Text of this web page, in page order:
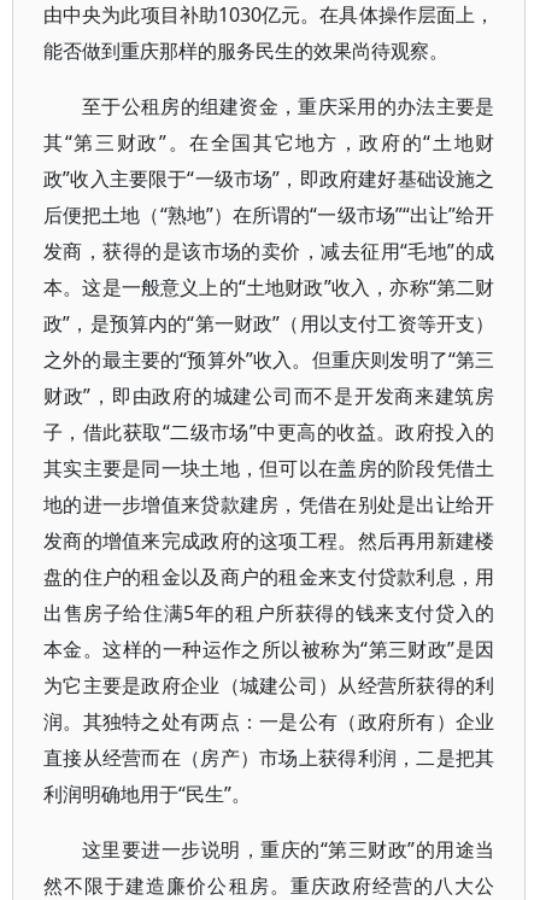
由中央为此项目补助1030亿元。在具体操作层面上，
能否做到重庆那样的服务民生的效果尚待观察。
至于公租房的组建资金，重庆采用的办法主要是
其“第三财政”。在全国其它地方，政府的“土地财
政”收入主要限于“一级市场”，即政府建好基础设施之
后便把土地（“熟地”）在所谓的“一级市场”“出让”给开
发商，获得的是该市场的卖价，减去征用“毛地”的成
本。这是一般意义上的“土地财政”收入，亦称“第二财
政”，是预算内的“第一财政”（用以支付工资等开支）
之外的最主要的“预算外”收入。但重庆则发明了“第三
财政”，即由政府的城建公司而不是开发商来建筑房
子，借此获取“二级市场”中更高的收益。政府投入的
其实主要是同一块土地，但可以在盖房的阶段凭借土
地的进一步增值来贷款建房，凭借在别处是出让给开
发商的增值来完成政府的这项工程。然后再用新建楼
盘的住户的租金以及商户的租金来支付贷款利息，用
出售房子给住满5年的租户所获得的钱来支付贷入的
本金。这样的一种运作之所以被称为“第三财政”是因
为它主要是政府企业（城建公司）从经营所获得的利
润。其独特之处有两点：一是公有（政府所有）企业
直接从经营而在（房产）市场上获得利润，二是把其
利润明确地用于“民生”。
这里要进一步说明，重庆的“第三财政”的用途当
然不限于建造廉价公租房。重庆政府经营的八大公